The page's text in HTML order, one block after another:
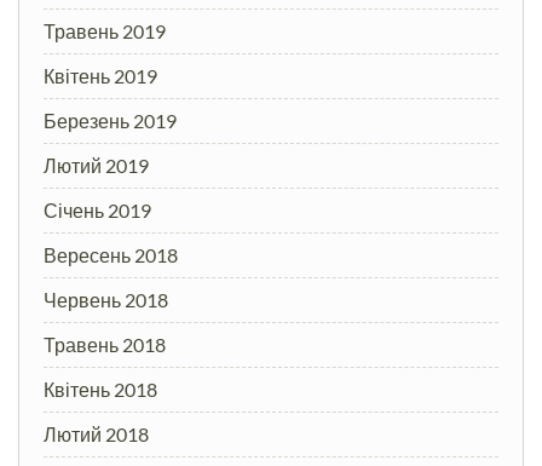
Травень 2019
Квітень 2019
Березень 2019
Лютий 2019
Січень 2019
Вересень 2018
Червень 2018
Травень 2018
Квітень 2018
Лютий 2018